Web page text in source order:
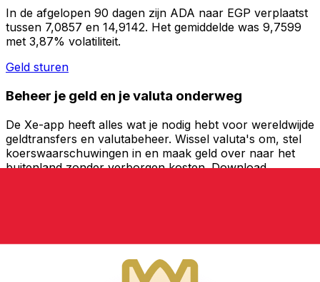
In de afgelopen 90 dagen zijn ADA naar EGP verplaatst
tussen 7,0857 en 14,9142. Het gemiddelde was 9,7599
met 3,87% volatiliteit.
Geld sturen
Beheer je geld en je valuta onderweg
De Xe-app heeft alles wat je nodig hebt voor wereldwijde
geldtransfers en valutabeheer. Wissel valuta's om, stel
koerswaarschuwingen in en maak geld over naar het
buitenland zonder verborgen kosten. Download